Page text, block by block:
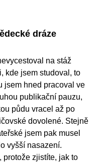
dráze
na stáž
kde jsem studoval, to
jsem hned pracoval ve
publikační pauzu,
půdu vracel až po
dovolené. Stejně
jsem pak musel
vyšší nasazení.
zjistíte, jak to